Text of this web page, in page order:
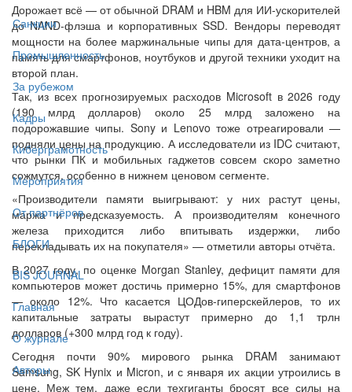
Санкции
Промышленность
За рубежом
Кадры
Киберграмотность
Мероприятия
От партнёров
БЛОГИ
BIS JOURNAL
Главная
О журнале
Авторы
Дорожает всё — от обычной DRAM и HBM для ИИ-ускорителей
до NAND-флэша и корпоративных SSD. Вендоры переводят
мощности на более маржинальные чипы для дата-центров, а
память для смартфонов, ноутбуков и другой техники уходит на
второй план.
Так, из всех прогнозируемых расходов Microsoft в 2026 году
(190 млрд долларов) около 25 млрд заложено на
подорожавшие чипы. Sony и Lenovo тоже отреагировали —
подняли цены на продукцию. А исследователи из IDC считают,
что рынки ПК и мобильных гаджетов совсем скоро заметно
сожмутся, особенно в нижнем ценовом сегменте.
«Производители памяти выигрывают: у них растут цены,
маржа и предсказуемость. А производителям конечного
железа приходится либо впитывать издержки, либо
перекладывать их на покупателя» — отметили авторы отчёта.
В 2027 году, по оценке Morgan Stanley, дефицит памяти для
компьютеров может достичь примерно 15%, для смартфонов
— около 12%. Что касается ЦОДов-гиперскейлеров, то их
капитальные затраты вырастут примерно до 1,1 трлн
долларов (+300 млрд год к году).
Сегодня почти 90% мирового рынка DRAM занимают
Samsung, SK Hynix и Micron, и с января их акции утроились в
цене. Меж тем, даже если техгиганты бросят все силы на